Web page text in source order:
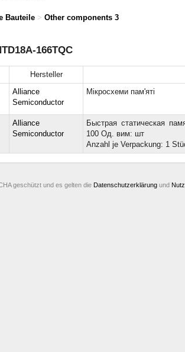
Bauteile > Other components 3
166TQC
Hersteller
Alliance
Semiconductor
Мікросхеми пам'яті
Alliance
Semiconductor
Быстрая статическая
100 Од. вим: шт
Anzahl je Verpackung: 1
geschützt und es gelten die Datenschutzerklärung und